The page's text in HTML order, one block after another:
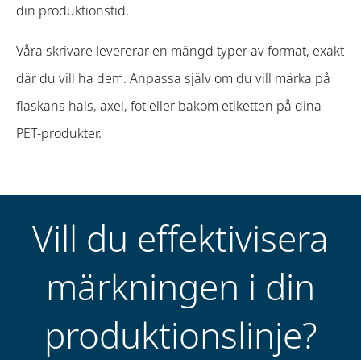
din produktionstid.
Våra skrivare levererar en mängd typer av format, exakt
där du vill ha dem. Anpassa själv om du vill märka på
flaskans hals, axel, fot eller bakom etiketten på dina
PET-produkter.
Vill du effektivisera
märkningen i din
produktionslinje?